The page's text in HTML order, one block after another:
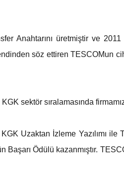
Anahtarını üretmiştir ve
söz ettiren TESCOMun
sektör sıralamasında
Uzaktan İzleme Yazılımı
Başarı Ödülü kazanmıştır.